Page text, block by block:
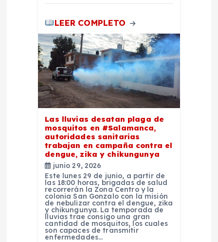
LEER COMPLETO
Las lluvias desatan plaga de
mosquitos en #Salamanca,
autoridades sanitarias
trabajan en campaña contra el
dengue, zika y chikungunya
junio 29, 2026
Este lunes 29 de junio, a partir de
las 18:00 horas, brigadas de salud
recorrerán la Zona Centro y la
colonia San Gonzalo con la misión
de nebulizar contra el dengue, zika
y chikungunya. La temporada de
lluvias trae consigo una gran
cantidad de mosquitos, los cuales
son capaces de transmitir
enfermedades…